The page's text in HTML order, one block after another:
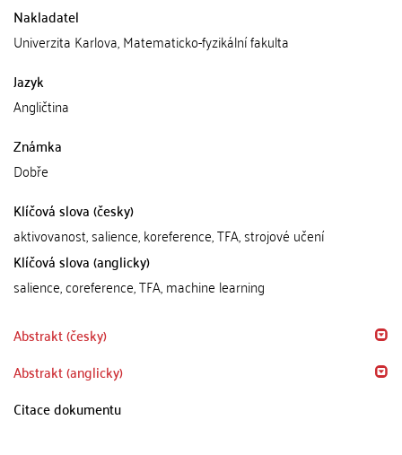
Nakladatel
Univerzita Karlova, Matematicko-fyzikální fakulta
Jazyk
Angličtina
Známka
Dobře
Klíčová slova (česky)
aktivovanost, salience, koreference, TFA, strojové učení
Klíčová slova (anglicky)
salience, coreference, TFA, machine learning
Abstrakt (česky)
Abstrakt (anglicky)
Citace dokumentu